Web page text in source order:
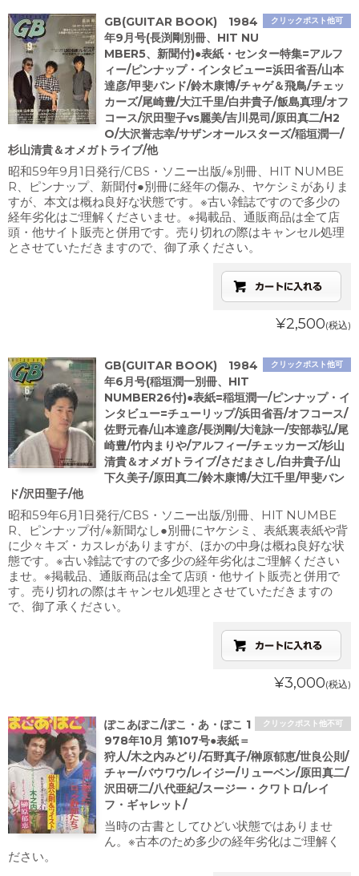
クリックポスト他可
GB(GUITAR BOOK) 1984
年9月号(長渕剛別冊、HIT NU
MBER5、新聞付)●表紙・センター特集=アルフ
ィー/ピンナップ・インタビュー=浜田省吾/山本
達彦/甲斐バンド/鈴木康博/チャゲ＆飛鳥/チェッ
カーズ/尾崎豊/大江千里/白井貴子/飯島真理/オフ
コース/沢田聖子vs麗美/吉川晃司/原田真二/H2
O/大沢誉志幸/サザンオールスターズ/稲垣潤一/
杉山清貴＆オメガトライブ/他
昭和59年9月1日発行/CBS・ソニー出版/※別冊、HIT NUMBE
R、ピンナップ、新聞付●別冊に経年の傷み、ヤケシミがありま
すが、本文は概ね良好な状態です。※古い雑誌ですので多少の
経年劣化はご理解くださいませ。※掲載品、通販商品は全て店
頭・他サイト販売と併用です。売り切れの際はキャンセル処理
とさせていただきますので、御了承ください。
¥2,500(税込)
クリックポスト他可
GB(GUITAR BOOK) 1984
年6月号(稲垣潤一別冊、HIT
NUMBER26付)●表紙=稲垣潤一/ピンナップ・イ
ンタビュー=チューリップ/浜田省吾/オフコース/
佐野元春/山本達彦/長渕剛/大滝詠一/安部恭弘/尾
崎豊/竹内まりや/アルフィー/チェッカーズ/杉山
清貴＆オメガトライブ/さだまさし/白井貴子/山
下久美子/原田真二/鈴木康博/大江千里/甲斐バン
ド/沢田聖子/他
昭和59年6月1日発行/CBS・ソニー出版/別冊、HIT NUMBE
R、ピンナップ付/※新聞なし●別冊にヤケシミ、表紙裏表紙や背
に少々キズ・カスレがありますが、ほかの中身は概ね良好な状
態です。※古い雑誌ですので多少の経年劣化はご理解ください
ませ。※掲載品、通販商品は全て店頭・他サイト販売と併用で
す。売り切れの際はキャンセル処理とさせていただきますの
で、御了承ください。
¥3,000(税込)
クリックポスト他不可
ぽこあぽこ/ぽこ・あ・ぽこ 1
978年10月 第107号●表紙＝
狩人/木之内みどり/石野真子/榊原郁恵/世良公則/
チャー/バウワウ/レイジー/リューベン/原田真二/
沢田研二/八代亜紀/スージー・クワトロ/レイ
フ・ギャレット/
当時の古書としてひどい状態ではありませ
ん。※古本のため多少の経年劣化はご理解く
ださい。